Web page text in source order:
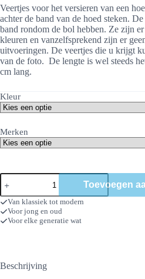
Veertjes voor het versieren van een
achter de band van de hoed steken.
band rondom de bol hebben. Ze zijn
kleuren en vanzelfsprekend zijn er
uitvoeringen. De veertjes die u krijgt
van de foto. De lengte is wel steeds
cm lang.
Kleur
Merken
Hoedenveertjes
aantal
Toevoegen
Van klassiek tot modern
Voor jong en oud
Voor elke generatie wat
Beschrijving